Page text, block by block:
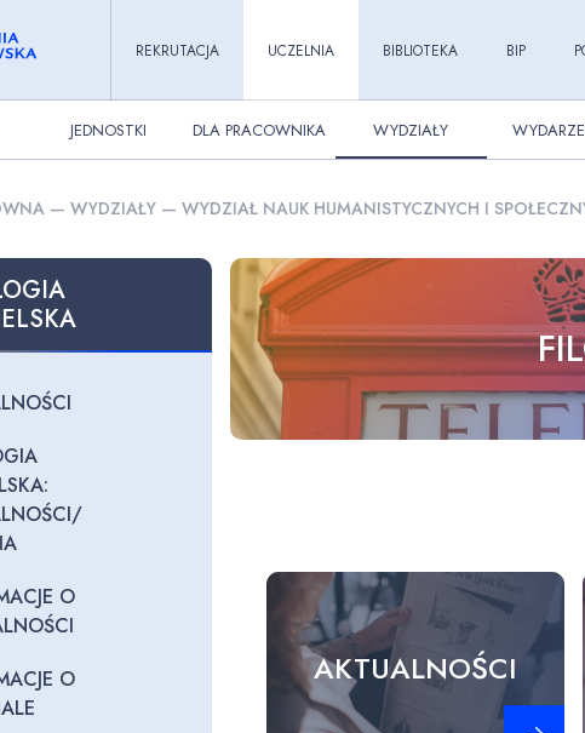
REKRUTACJA UCZELNIA BIBLIOTEKA BIP
JEDNOSTKI DLA PRACOWNIKA WYDZIAŁY
— WYDZIAŁY — WYDZIAŁ NAUK HUMANISTYCZNYCH I
O
O
AKTUALNOŚCI
Zobacz